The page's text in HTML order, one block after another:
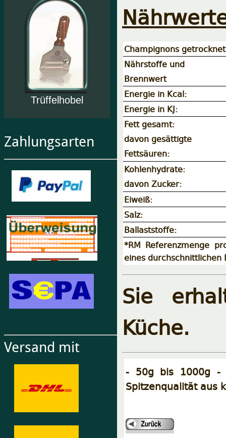
Trüffelhobel
Zahlungsarten
Versand mit
Champignons getrocknet
Nährstoffe und
Brennwert
Energie in Kcal:
Energie in KJ:
Fett gesamt:
davon gesättigte
Fettsäuren:
Kohlenhydrate:
davon Zucker:
Eiweiß:
Salz:
Ballaststoffe:
*RM Referenzmenge
eines durchschnittlichen
Sie
Küche.
- 50g bis 1000g -
Spitzenqualität aus